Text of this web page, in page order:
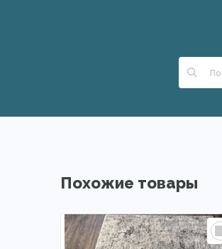
Похожие товары